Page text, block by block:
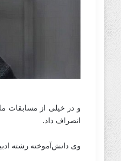
و در خیلی از مسابقات
انصراف داد.
وی دانش‌آموخته رشته